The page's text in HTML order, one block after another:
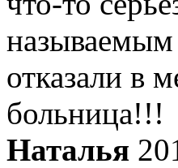
называемым
отказали в
больница!!!
Наталья